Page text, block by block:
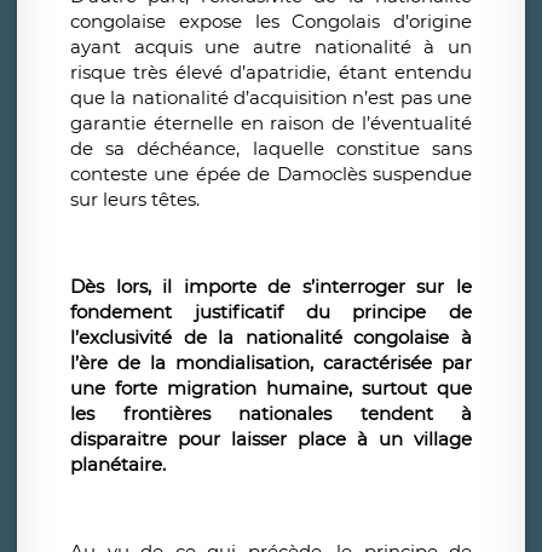
congolaise expose les Congolais d’origine
ayant acquis une autre nationalité à un
risque très élevé d’apatridie, étant entendu
que la nationalité d’acquisition n’est pas une
garantie éternelle en raison de l’éventualité
de sa déchéance, laquelle constitue sans
conteste une épée de Damoclès suspendue
sur leurs têtes.
Dès lors, il importe de s’interroger sur le
fondement justificatif du principe de
l’exclusivité de la nationalité congolaise à
l’ère de la mondialisation, caractérisée par
une forte migration humaine, surtout que
les frontières nationales tendent à
disparaitre pour laisser place à un village
planétaire.